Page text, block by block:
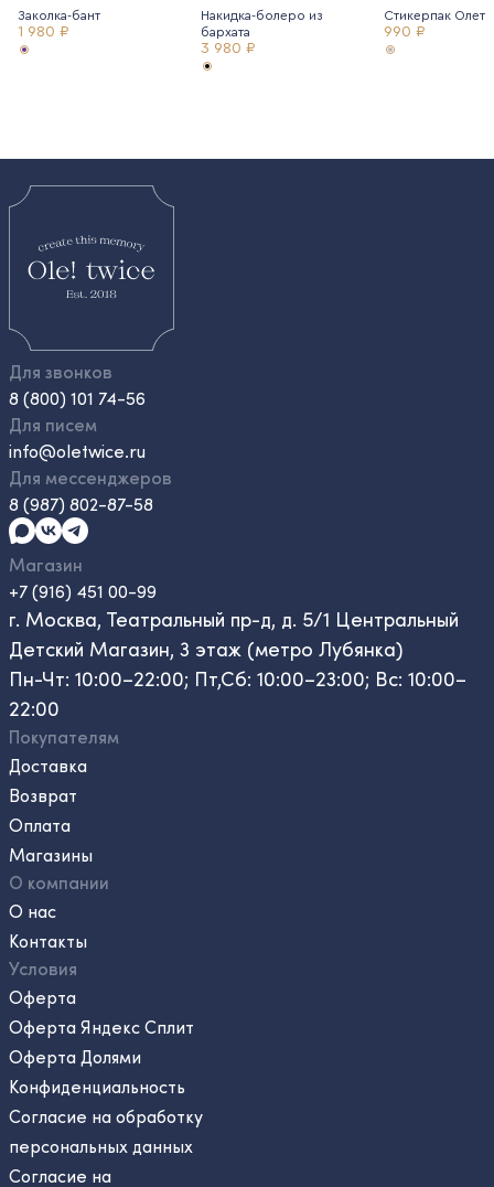
Заколка-бант
1 980 ₽
Накидка-болеро из
бархата
3 980 ₽
Стикерпак
990 ₽
Для звонков
8 (800) 101 74-56
Для писем
info@oletwice.ru
Для мессенджеров
8 (987) 802-87-58
Магазин
+7 (916) 451 00-99
г. Москва, Театральный пр-д, д. 5/1 Центральный
Детский Магазин, 3 этаж (метро Лубянка)
Пн-Чт: 10:00–22:00; Пт,Сб: 10:00–23:00; Вс: 10:00–
22:00
Покупателям
Доставка
Возврат
Оплата
Магазины
О компании
О нас
Контакты
Условия
Оферта
Оферта Яндекс Сплит
Оферта Долями
Конфиденциальность
Согласие на обработку
персональных данных
Согласие на